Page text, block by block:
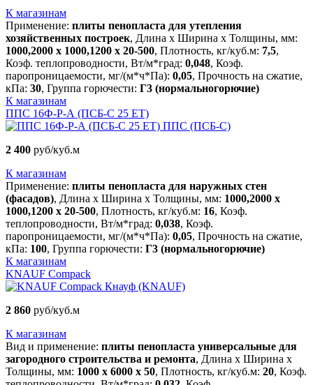
К магазинам
Применение: плиты пенопласта для утепления
хозяйственных построек, Длина х Ширина х Толщины, мм:
1000,2000 х 1000,1200 х 20-500, Плотность, кг/куб.м: 7,5,
Коэф. теплопроводности, Вт/м*град: 0,048, Коэф.
паропроницаемости, мг/(м*ч*Па): 0,05, Прочность на сжатие,
кПа: 30, Группа горючести: Г3 (нормальногорючие)
К магазинам
ППС 16Ф-Р-А (ПСБ-С 25 ЕТ)
ППС (ПСБ-С)
2 400 руб/куб.м
К магазинам
Применение: плиты пенопласта для наружных стен
(фасадов), Длина х Ширина х Толщины, мм: 1000,2000 х
1000,1200 х 20-500, Плотность, кг/куб.м: 16, Коэф.
теплопроводности, Вт/м*град: 0,038, Коэф.
паропроницаемости, мг/(м*ч*Па): 0,05, Прочность на сжатие,
кПа: 100, Группа горючести: Г3 (нормальногорючие)
К магазинам
KNAUF Compack
Кнауф (KNAUF)
2 860 руб/куб.м
К магазинам
Вид и применение: плиты пенопласта универсальные для
загородного строительства и ремонта, Длина х Ширина х
Толщины, мм: 1000 х 6000 х 50, Плотность, кг/куб.м: 20, Коэф.